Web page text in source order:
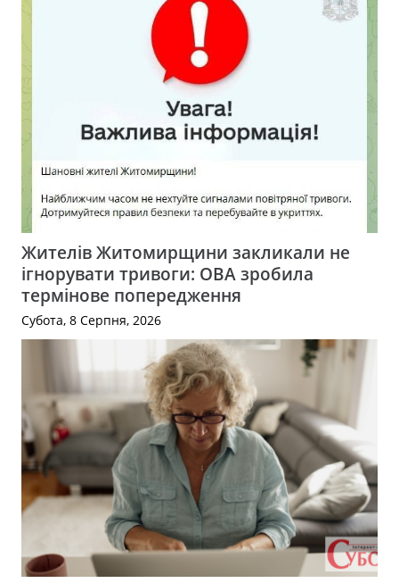
Жителів Житомирщини закликали не
ігнорувати тривоги: ОВА зробила
термінове попередження
Субота, 8 Серпня, 2026